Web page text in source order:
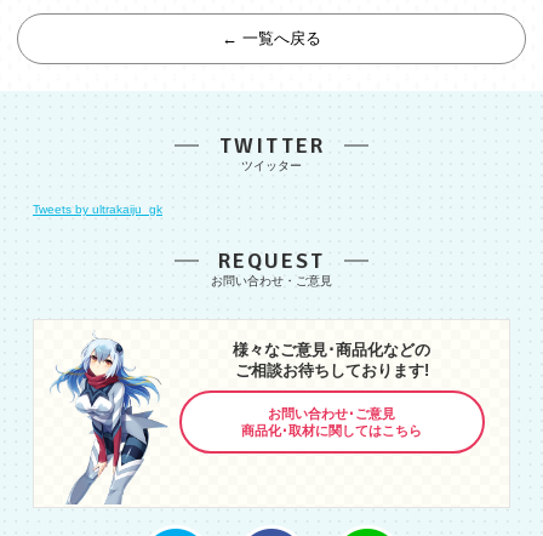
← 一覧へ戻る
TWITTER
Tweets by ultrakaiju_gk
REQUEST
様々なご意見･商品化などの
ご相談お待ちしております!
お問い合わせ･ご意見
商品化･取材に関してはこちら